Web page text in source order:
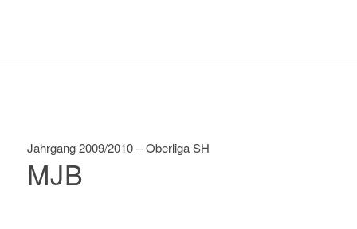
Jahrgang 2009/2010 – Oberliga SH
MJB